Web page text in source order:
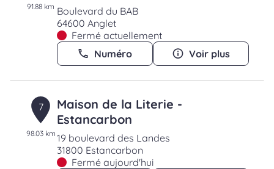
91.88 km Boulevard du BAB
64600 Anglet
Fermé actuellement
Numéro
Voir plus
7
98.03 km
Maison de la Literie -
Estancarbon
19 boulevard des Landes
31800 Estancarbon
Fermé aujourd'hui